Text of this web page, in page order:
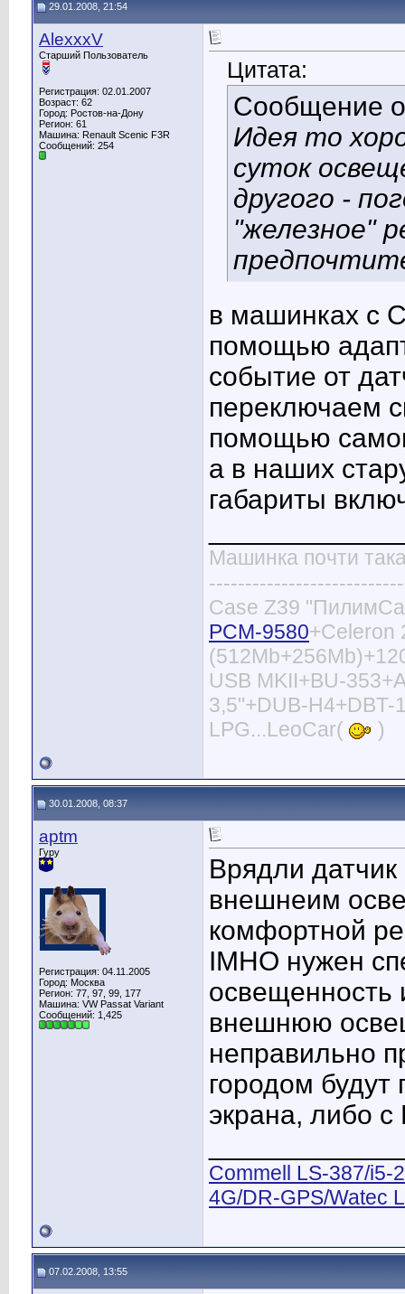
29.01.2008, 21:54
AlexxxV
Старший Пользователь
Регистрация: 02.01.2007
Возраст: 62
Город: Ростов-на-Дону
Регион: 61
Машина: Renault Scenic F3R
Сообщений: 254
Цитата:
Сообщение
Идея то
суток
другого -
"железное"
в машинках с
помощью
событие от
переключаем
помощью
а в наших
габариты
Машинка почти
Case Z39
PCM-9580+Celeron
USB MKII+BU-
3,5"+DUB-
LPG...LeoCar(
)
30.01.2008, 08:37
aptm
Гуру
Регистрация: 04.11.2005
Город: Москва
Регион: 77, 97, 99, 177
Машина: VW Passat Variant
Сообщений: 1,425
Врядли
внешнеим
комфортной
IMHO нужен
освещенность
внешнюю
неправильно
городом
экрана, либо
Commell LS-387/i5-
4G/DR-GPS/Watec
07.02.2008, 13:55